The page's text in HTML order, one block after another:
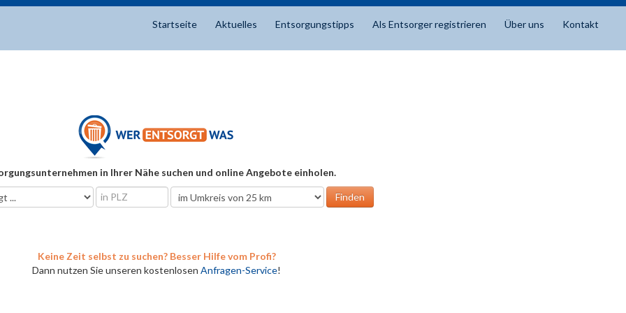
Startseite Aktuelles Entsorgungstipps Als Entsorger registrieren Über uns Kontakt
in Ihrer Nähe suchen und online Angebote einholen.
Keine Zeit selbst zu suchen? Besser Hilfe vom Profi?
Dann nutzen Sie unseren kostenlosen Anfragen-Service!